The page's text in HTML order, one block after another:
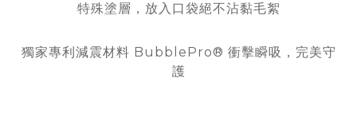
特殊塗層，放入口袋絕不沾黏毛絮
獨家專利減震材料 BubblePro® 衝擊瞬吸，完美守
護